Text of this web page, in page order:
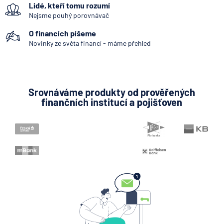
5.8.2026 Daně
Jak dnes vykládat výsledky
zátěžových testů ČNB
Banka
Zobrazit všechny články
Lidé, kteří tomu rozumí
Nejsme pouhý porovnávač
O financích píšeme
Novinky ze světa financí - máme přehled
Srovnáváme produkty od prověřených
finančních institucí a pojišťoven